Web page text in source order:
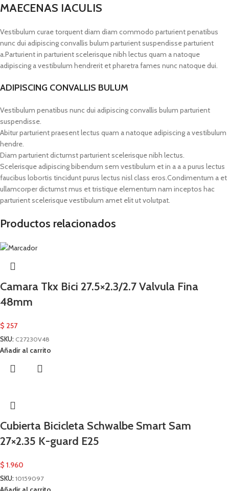
MAECENAS IACULIS
Vestibulum curae torquent diam diam commodo parturient penatibus
nunc dui adipiscing convallis bulum parturient suspendisse parturient
a.Parturient in parturient scelerisque nibh lectus quam a natoque
adipiscing a vestibulum hendrerit et pharetra fames nunc natoque dui.
ADIPISCING CONVALLIS BULUM
Vestibulum penatibus nunc dui adipiscing convallis bulum parturient
suspendisse.
Abitur parturient praesent lectus quam a natoque adipiscing a vestibulum
hendre.
Diam parturient dictumst parturient scelerisque nibh lectus.
Scelerisque adipiscing bibendum sem vestibulum et in a a a purus lectus
faucibus lobortis tincidunt purus lectus nisl class eros.Condimentum a et
ullamcorper dictumst mus et tristique elementum nam inceptos hac
parturient scelerisque vestibulum amet elit ut volutpat.
Productos relacionados
Camara Tkx Bici 27.5×2.3/2.7 Valvula Fina
48mm
$ 257
SKU: C27230V48
Añadir al carrito
Cubierta Bicicleta Schwalbe Smart Sam
27×2.35 K-guard E25
$ 1.960
SKU: 10159097